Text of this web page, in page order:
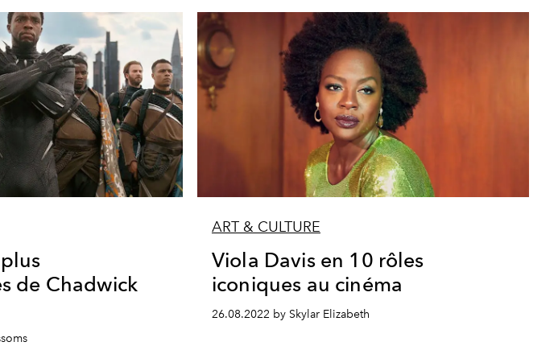
de Chadwick
ART & CULTURE
Viola Davis en 10 rôles
iconiques au cinéma
26.08.2022 by Skylar Elizabeth